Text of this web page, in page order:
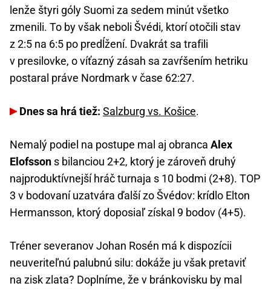
lenže štyri góly Suomi za sedem minút všetko
zmenili. To by však neboli Švédi, ktorí otočili stav
z 2:5 na 6:5 po predĺžení. Dvakrát sa trafili
v presilovke, o víťazný zásah sa zavŕšením hetriku
postaral práve Nordmark v čase 62:27.
Dnes sa hrá tiež: Salzburg vs. Košice.
Nemalý podiel na postupe mal aj obranca Alex
Elofsson s bilanciou 2+2, ktorý je zároveň druhý
najproduktívnejší hráč turnaja s 10 bodmi (2+8). TOP
3 v bodovaní uzatvára ďalší zo Švédov: krídlo Elton
Hermansson, ktorý doposiaľ získal 9 bodov (4+5).
Tréner severanov Johan Rosén má k dispozícii
neuveriteľnú palubnú silu: dokáže ju však pretaviť
na zisk zlata? Doplníme, že v bránkovisku by mal